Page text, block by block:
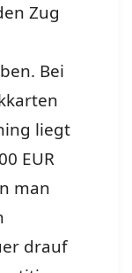
Zug
Bei
liegt
EUR
man
drauf